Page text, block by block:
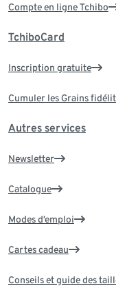
Compte en ligne Tchibo
TchiboCard
Inscription gratuite
Cumuler les Grains
Autres services
Newsletter
Catalogue
Modes d’emploi
Cartes cadeau
Conseils et guide des